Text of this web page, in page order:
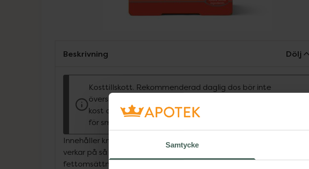
Samtycke
Beskrivning Dölj
Kosttillskott. Rekommenderad daglig dos bör inte
överskridas. Kosttillskott bör inte ersätta en varierad
kost och en hälsosam livsstil. Förvaras utom räckhåll
för små barn.
Innehåller knöltång som bidrar till minskning av fettdepåer och
verkar på så vis mot övervikt. Kolin bidrar till att bibehålla normal
fettomsättning. Yerba mate stödjer viktreduktion.